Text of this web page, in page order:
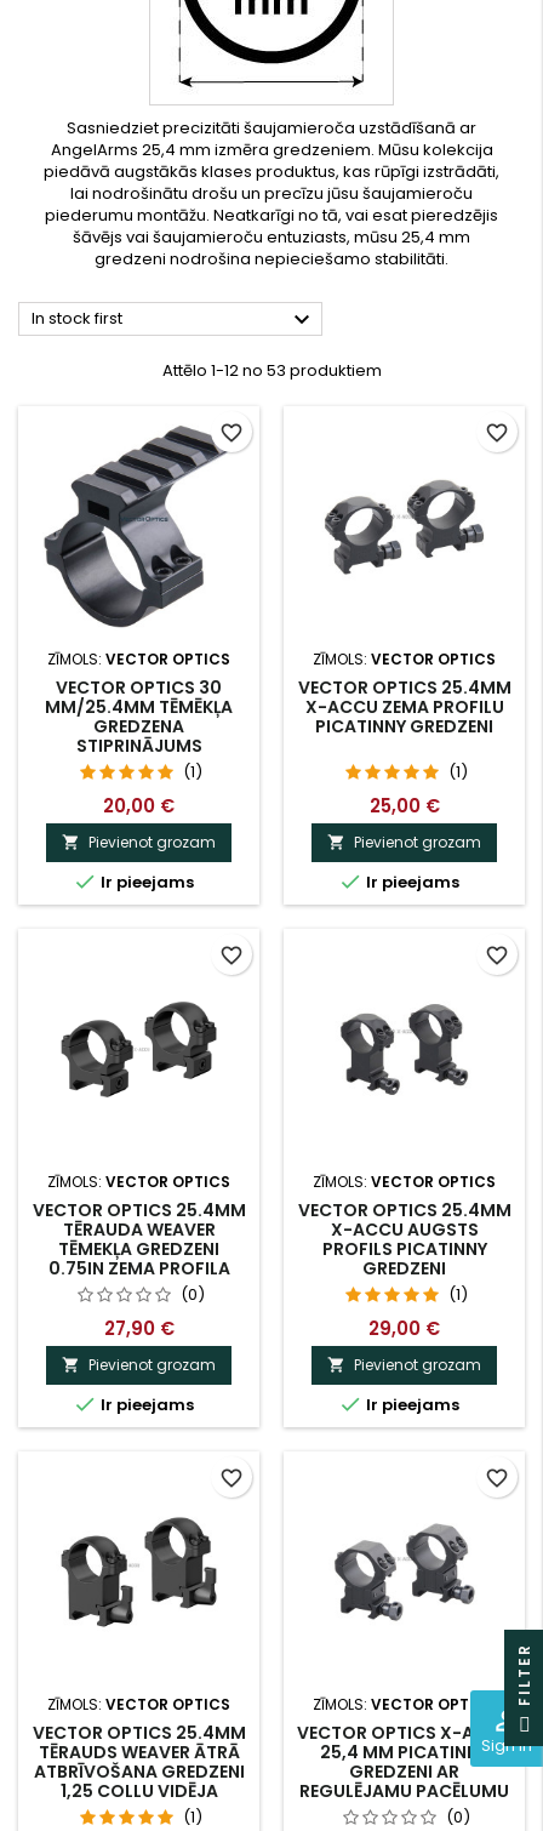
perm_identity
Sign In
Sasniedziet precizitāti šaujamieroča uzstādīšanā ar
AngelArms 25,4 mm izmēra gredzeniem. Mūsu kolekcija
piedāvā augstākās klases produktus, kas rūpīgi izstrādāti,
lai nodrošinātu drošu un precīzu jūsu šaujamieroču
piederumu montāžu. Neatkarīgi no tā, vai esat pieredzējis
šāvējs vai šaujamieroču entuziasts, mūsu 25,4 mm
gredzeni nodrošina nepieciešamo stabilitāti.
In stock first 
Attēlo 1-12 no 53 produktiem
ZĪMOLS: VECTOR OPTICS
VECTOR OPTICS 30
MM/25.4MM TĒMĒKĻA
GREDZENA
STIPRINĀJUMS
(1)
20,00 €
 Pievienot grozam
 Ir pieejams
favorite_border
ZĪMOLS: VECTOR OPTICS
VECTOR OPTICS 25.4MM
X-ACCU ZEMA PROFILU
PICATINNY GREDZENI
(1)
25,00 €
 Pievienot grozam
 Ir pieejams
favorite_border
ZĪMOLS: VECTOR OPTICS
VECTOR OPTICS 25.4MM
TĒRAUDA WEAVER
TĒMEKĻA GREDZENI
0.75IN ZEMA PROFILA
(0)
27,90 €
 Pievienot grozam
 Ir pieejams
favorite_border
ZĪMOLS: VECTOR OPTICS
VECTOR OPTICS 25.4MM
X-ACCU AUGSTS
PROFILS PICATINNY
GREDZENI
(1)
29,00 €
 Pievienot grozam
 Ir pieejams
favorite_border
ZĪMOLS: VECTOR OPTICS
VECTOR OPTICS 25.4MM
TĒRAUDS WEAVER ĀTRĀ
ATBRĪVOŠANA GREDZENI
1,25 COLLU VIDĒJA
PROFILA (1)
favorite_border
ZĪMOLS: VECTOR OPTICS
VECTOR OPTICS X-ACCU
25,4 MM PICATINNY
GREDZENI AR
REGULĒJAMU PACĒLUMU
(0)
favorite_border
R